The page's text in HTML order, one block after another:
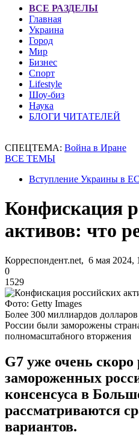
ВСЕ РАЗДЕЛЫ
Главная
Украина
Город
Мир
Бизнес
Спорт
Lifestyle
Шоу-биз
Наука
БЛОГИ ЧИТАТЕЛЕЙ
СПЕЦТЕМА: Война в Иране
ВСЕ ТЕМЫ
Вступление Украины в ЕС
Конфискация
активов: что
Корреспондент.net, 6 мая 2024,
0
1529
Фото: Getty Images
Более 300 миллиардов
России были заморожены
полномасштабного вторжения
G7 уже очень скоро
замороженных
консенсуса в
рассматриваются
вариантов.